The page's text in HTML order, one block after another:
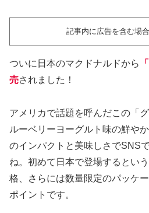
記事内に広告を含む場合
ついに日本のマクドナルドから
売されました！
アメリカで話題を呼んだこの「
ルーベリーヨーグルト味の鮮や
のインパクトと美味しさでSNS
ね。初めて日本で登場するとい
格、さらには数量限定のパッケ
ポイントです。